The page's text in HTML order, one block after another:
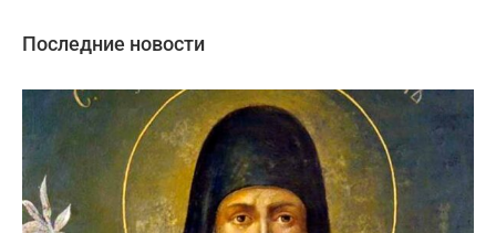
Последние новости